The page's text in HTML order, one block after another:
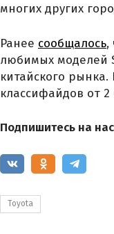
многих других
Ранее сообщалось,
любимых моделей
китайского
классифайдов от
Подпишитесь на
Toyota